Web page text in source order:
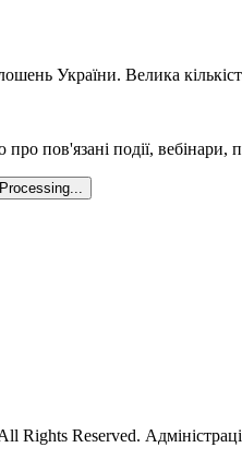
України. Велика
пов'язані події, вебінари,
Rights Reserved.